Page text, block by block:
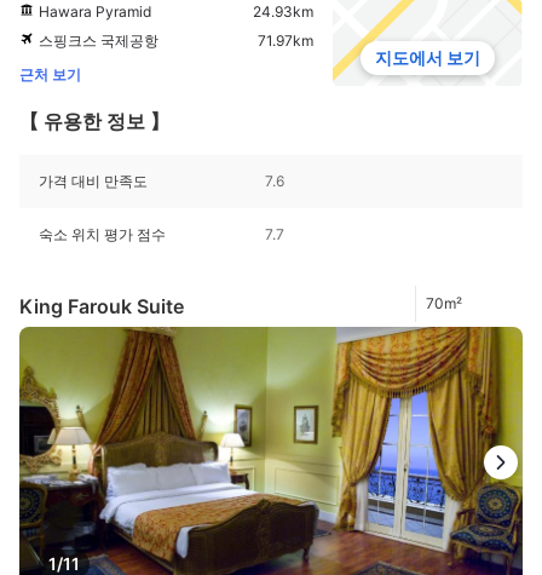
Hawara Pyramid
24.93km
스핑크스 국제공항
71.97km
근처 보기
지도에서 보기
【 유용한 정보 】
가격 대비 만족도 7.6
숙소 위치 평가 점수 7.7
King Farouk Suite 70m²
1/11